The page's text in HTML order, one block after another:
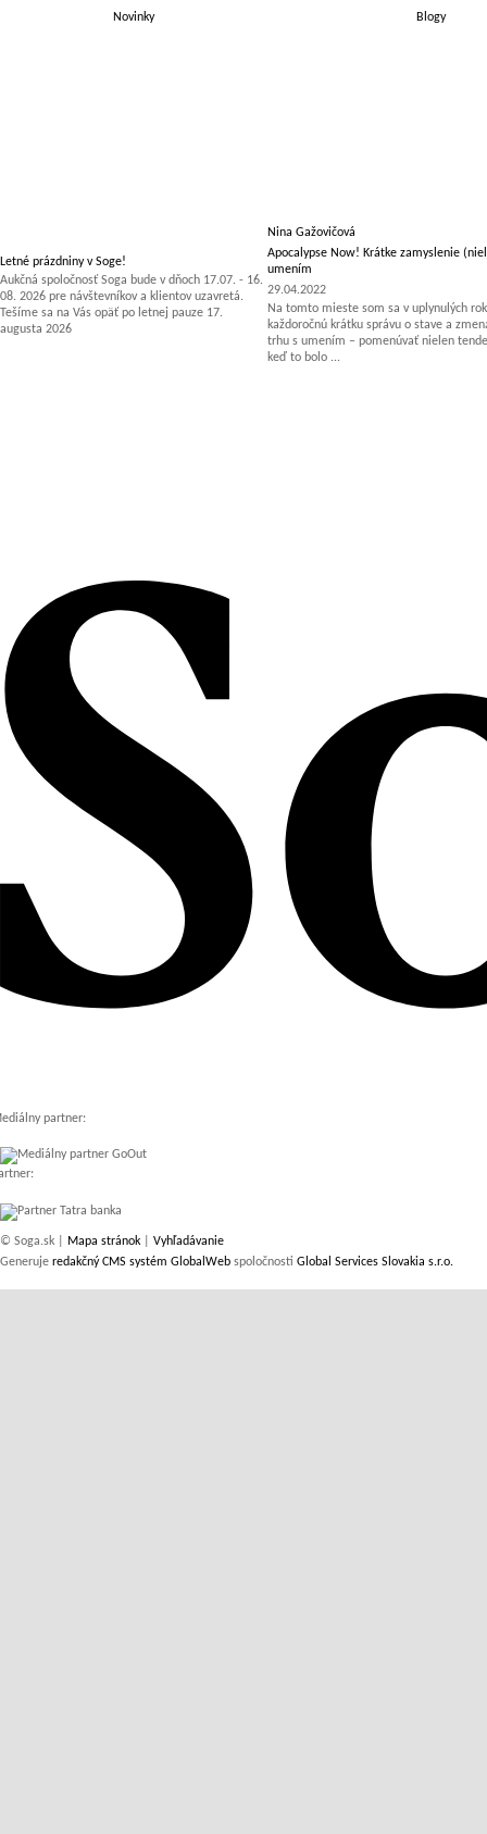
Novinky Blogy
Letné prázdniny v Soge!
Aukčná spoločnosť Soga bude v dňoch 17.07. - 16.
08. 2026 pre návštevníkov a klientov uzavretá.
Tešíme sa na Vás opäť po letnej pauze 17.
augusta 2026
Nina Gažovičová
Apocalypse Now! Krátke zamyslenie
umením
29.04.2022
Na tomto mieste som sa v uplynulých
každoročnú krátku správu o stave a
trhu s umením – pomenúvať nielen
keď to bolo ...
partner:
© Soga.sk | Mapa stránok
Vyhľadávanie
Generuje redakčný CMS systém GlobalWeb spoločnosti Global Services Slovakia s.r.o.